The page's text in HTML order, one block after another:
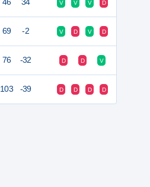
46 34 V V V D
69 -2 V D V D
76 -32 D D V
103 -39 D D D D